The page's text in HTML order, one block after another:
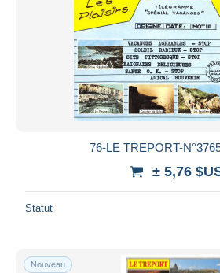
76-LE TREPORT-
± 5,76
Statut
Nouveau